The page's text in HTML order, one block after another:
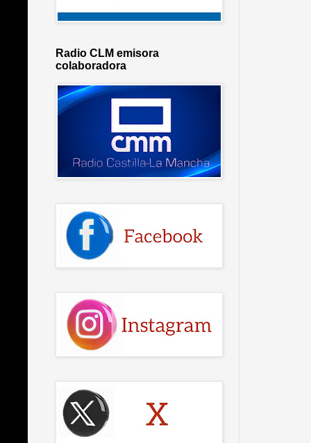
Radio CLM emisora
colaboradora